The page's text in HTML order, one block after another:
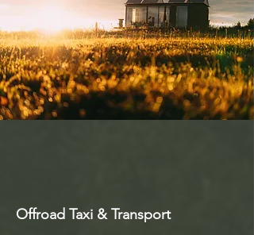
Offroad Taxi & Transport